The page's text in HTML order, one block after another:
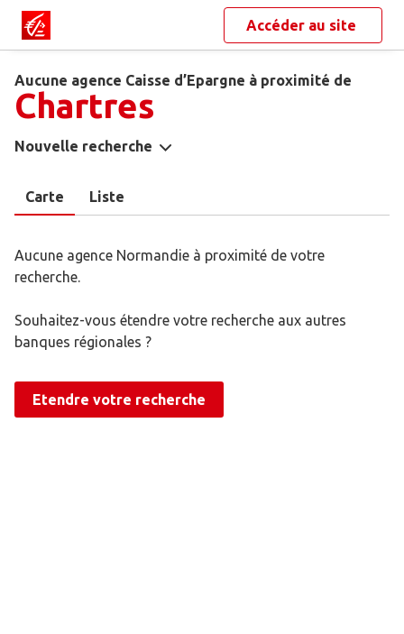
Accéder au site
Aucune agence Caisse d’Epargne à proximité de
Chartres
Nouvelle recherche
Carte Liste
Aucune agence Normandie à proximité de votre
recherche.
Souhaitez-vous étendre votre recherche aux autres
banques régionales ?
Etendre votre recherche